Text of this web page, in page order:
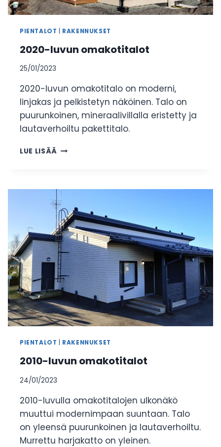
PIENTALOT RAKENNUKSET
2020-luvun omakotitalot
25/01/2023
2020-luvun omakotitalo on moderni,
linjakas ja pelkistetyn näköinen. Talo on
puurunkoinen, mineraalivillalla eristetty ja
lautaverhoiltu pakettitalo.
LUE LISÄÄ 2020-
PIENTALOT RAKENNUKSET
2010-luvun omakotitalot
24/01/2023
2010-luvulla omakotitalojen ulkonäkö
muuttui modernimpaan suuntaan. Talo
on yleensä puurunkoinen ja lautaverhoiltu.
Murrettu harjakatto on yleinen.